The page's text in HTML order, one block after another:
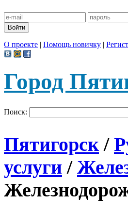
О проекте | Помощь новичку |
Город
Поиск:
Пятигорск /
услуги /